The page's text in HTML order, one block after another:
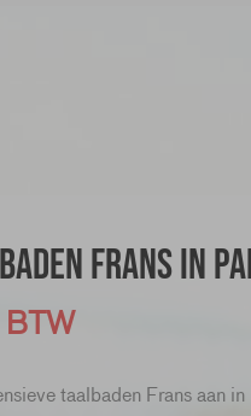
Frans in
BTW
taalbaden Frans aan in